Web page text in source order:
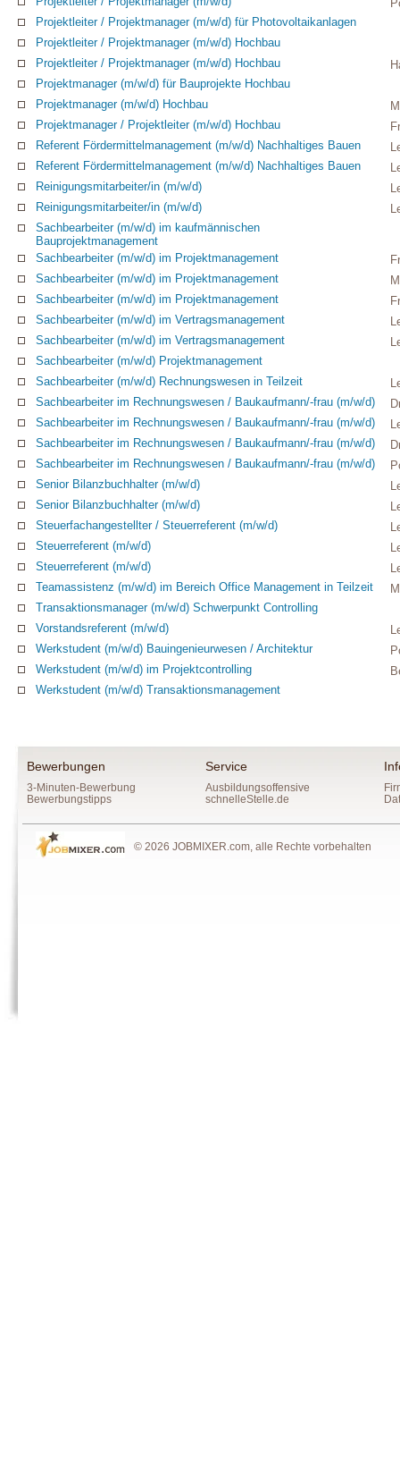
Projektleiter / Projektmanager (m/w/d) für Photovoltaikanlagen
Projektleiter / Projektmanager (m/w/d) Hochbau
Projektleiter / Projektmanager (m/w/d) Hochbau
Projektmanager (m/w/d) für Bauprojekte Hochbau
Projektmanager (m/w/d) Hochbau
Projektmanager / Projektleiter (m/w/d) Hochbau
Referent Fördermittelmanagement (m/w/d) Nachhaltiges Bauen
Referent Fördermittelmanagement (m/w/d) Nachhaltiges Bauen
Reinigungsmitarbeiter/in (m/w/d)
Reinigungsmitarbeiter/in (m/w/d)
Sachbearbeiter (m/w/d) im kaufmännischen
Bauprojektmanagement
Sachbearbeiter (m/w/d) im Projektmanagement
Sachbearbeiter (m/w/d) im Projektmanagement
Sachbearbeiter (m/w/d) im Projektmanagement
Sachbearbeiter (m/w/d) im Vertragsmanagement
Sachbearbeiter (m/w/d) im Vertragsmanagement
Sachbearbeiter (m/w/d) Projektmanagement
Sachbearbeiter (m/w/d) Rechnungswesen in Teilzeit
Sachbearbeiter im Rechnungswesen / Baukaufmann/-frau (m/w/d)
Sachbearbeiter im Rechnungswesen / Baukaufmann/-frau (m/w/d)
Sachbearbeiter im Rechnungswesen / Baukaufmann/-frau (m/w/d)
Sachbearbeiter im Rechnungswesen / Baukaufmann/-frau (m/w/d)
Senior Bilanzbuchhalter (m/w/d)
Senior Bilanzbuchhalter (m/w/d)
Steuerfachangestellter / Steuerreferent (m/w/d)
Steuerreferent (m/w/d)
Steuerreferent (m/w/d)
Teamassistenz (m/w/d) im Bereich Office Management in Teilzeit
Transaktionsmanager (m/w/d) Schwerpunkt Controlling
Vorstandsreferent (m/w/d)
Werkstudent (m/w/d) Bauingenieurwesen / Architektur
Werkstudent (m/w/d) im Projektcontrolling
Werkstudent (m/w/d) Transaktionsmanagement
Bewerbungen
3-Minuten-Bewerbung
Bewerbungstipps
Service
Ausbildungsoffensive
schnelleStelle.de
© 2026 JOBMIXER.com, alle Rechte vorbehalten